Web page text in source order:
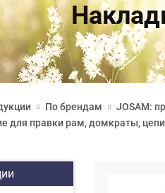
По брендам
JOSAM:
для правки рам, домкраты,